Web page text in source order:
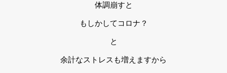
体調崩すと
もしかしてコロナ？
と
余計なストレスも増えますから